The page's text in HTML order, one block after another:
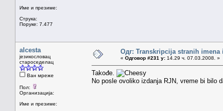
Име и презиме:
Струка:
Поруке: 7.477
alcesta
језикословац
староседелац
Ван мреже
Пол:
Организација:
Име и презиме:
Одг: Transkripcija stranih imena
« Одговор #231 у: 14.29 ч. 07.03.2008. »
Takođe.
No posle ovoliko izdanja RJN, vreme bi bilo